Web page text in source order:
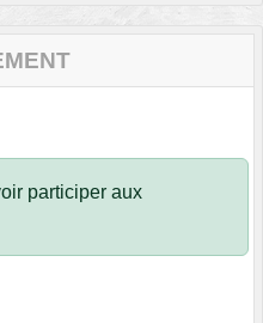
participer aux